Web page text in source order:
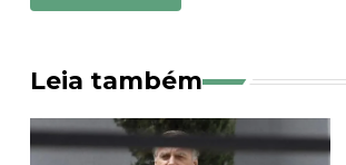
Leia também